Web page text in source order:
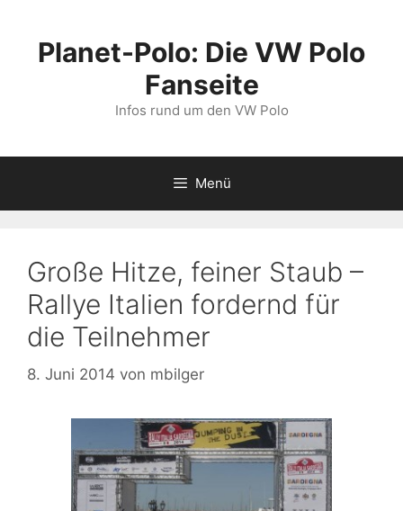
springenPlanet-Polo: Die VW Polo
Fanseite
Infos rund um den VW Polo
Menü
Große Hitze, feiner Staub –
Rallye Italien fordernd für
die Teilnehmer
8. Juni 2014 von mbilger